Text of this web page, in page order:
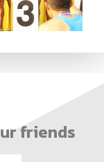
friends